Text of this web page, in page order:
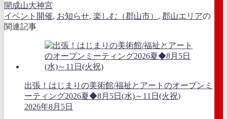
開成山大神宮
イベント開催, お知らせ, 楽しむ（郡山市） , 郡山エリアの
関連記事
出張！はじまりの美術館/福祉とアートのオープンミ
ーティング2026夏◆8月5日(水)～11日(火祝)
2026年8月5日